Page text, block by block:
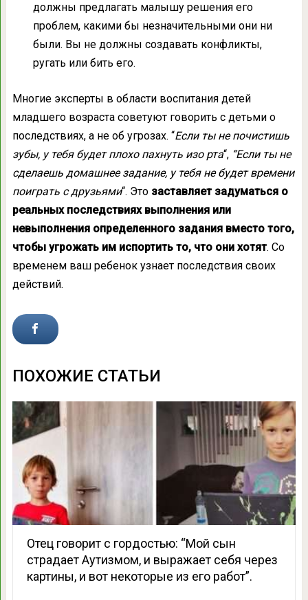
должны предлагать малышу решения его
проблем, какими бы незначительными они ни
были. Вы не должны создавать конфликты,
ругать или бить его.
Многие эксперты в области воспитания детей
младшего возраста советуют говорить с детьми о
последствиях, а не об угрозах. “Если ты не почистишь
зубы, у тебя будет плохо пахнуть изо рта“, “Если ты не
сделаешь домашнее задание, у тебя не будет времени
поиграть с друзьями“. Это заставляет задуматься о
реальных последствиях выполнения или
невыполнения определенного задания вместо того,
чтобы угрожать им испортить то, что они хотят. Со
временем ваш ребенок узнает последствия своих
действий.
ПОХОЖИЕ СТАТЬИ
Отец говорит с гордостью: “Мой сын
страдает Аутизмом, и выражает себя через
картины, и вот некоторые из его работ”.